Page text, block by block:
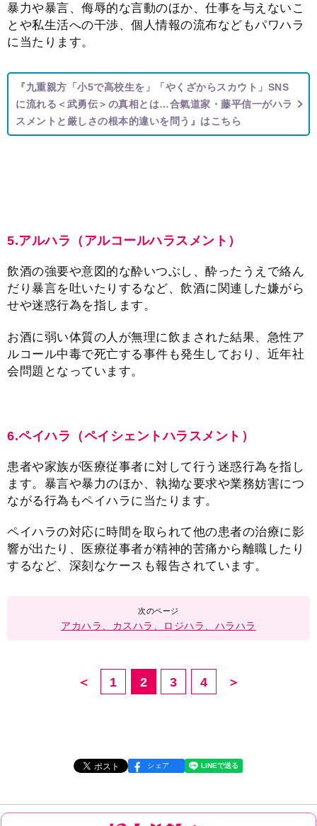
10.ハラハラ（ハラスメントハラスメント）
多様化する「ハラスメント」
暴力や暴言、侮辱的な言動のほか、仕事を与えないこ
とや私生活への干渉、個人情報の流布などもパワハラ
に当たります。
『九重親方「小5で高校生を」「やくざからスカウト」SNS
に流れる＜武勇伝＞の真相とは…合氣道家・藤平信一がハラ
スメントと厳しさの根本的違いを問う』はこちら
5.アルハラ（アルコールハラスメント）
飲酒の強要や意図的な酔いつぶし、酔ったうえで絡ん
だり暴言を吐いたりするなど、飲酒に関連した嫌がら
せや迷惑行為を指します。
お酒に弱い体質の人が無理に飲まされた結果、急性ア
ルコール中毒で死亡する事件も発生しており、近年社
会問題となっています。
6.ペイハラ（ペイシェントハラスメント）
患者や家族が医療従事者に対して行う迷惑行為を指し
ます。暴言や暴力のほか、執拗な要求や業務妨害につ
ながる行為もペイハラに当たります。
ペイハラの対応に時間を取られて他の患者の治療に影
響が出たり、医療従事者が精神的苦痛から離職したり
するなど、深刻なケースも報告されています。
アカハラ、カスハラ、ロジハラ、ハラハラ
＜ 1 2 3 4 ＞
シェア